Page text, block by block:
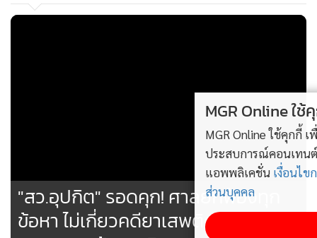
อ่านเพิ่มเติม
MGR Online ใช้คุกกี้ (Cookies)
MGR Online ใช้คุกกี้ เพื่อจัดการข้อมูลส่วนบุคคลเพื่อนำเสนอ
ประสบการณ์คอนเทนต์ที่ดีที่สุดให้กับผู้อ่านบนเว็บไซต์ และ
และนโยบายสิทธิ
ส่วนบุคคล
รับทราบ